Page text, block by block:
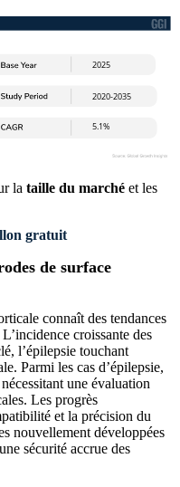
la taille du marché et les
gratuit
de surface
connaît des tendances
croissante des
l’épilepsie touchant
Parmi les cas d’épilepsie,
une évaluation
Les progrès
et la précision du
nouvellement développées
sécurité accrue des